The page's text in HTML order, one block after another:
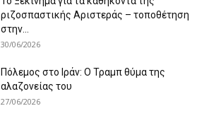
ριζοσπαστικής Αριστεράς – τοποθέτηση
στην...
30/06/2026
Πόλεμος στο Ιράν: Ο Τραμπ θύμα της
αλαζονείας του
27/06/2026